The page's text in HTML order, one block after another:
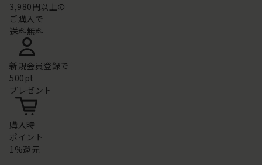
3,980円以上の
ご購入で
送料無料
新規会員登録で
500pt
プレゼント
購入時
ポイント
1%還元